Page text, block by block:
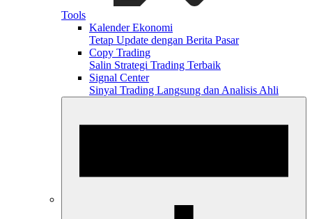
Tools
Kalender Ekonomi
Tetap Update dengan Berita Pasar
Copy Trading
Salin Strategi Trading Terbaik
Signal Center
Sinyal Trading Langsung dan Analisis Ahli